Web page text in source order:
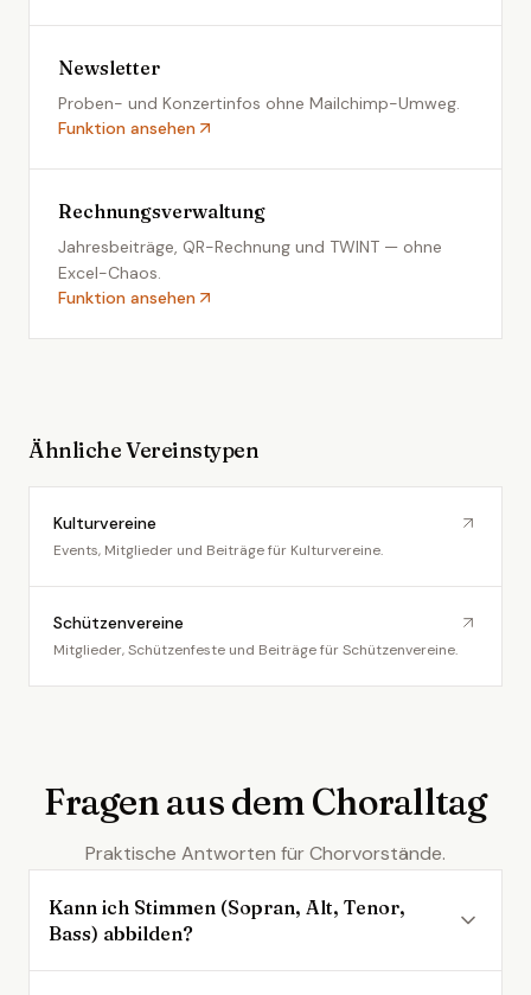
Newsletter
Proben- und Konzertinfos ohne Mailchimp-Umweg.
Funktion ansehen
Rechnungsverwaltung
Jahresbeiträge, QR-Rechnung und TWINT — ohne
Excel-Chaos.
Funktion ansehen
Ähnliche Vereinstypen
Kulturvereine
Events, Mitglieder und Beiträge für Kulturvereine.
Schützenvereine
Mitglieder, Schützenfeste und Beiträge für Schützenvereine.
Fragen aus dem Choralltag
Praktische Antworten für Chorvorstände.
Kann ich Stimmen (Sopran, Alt, Tenor,
Bass) abbilden?